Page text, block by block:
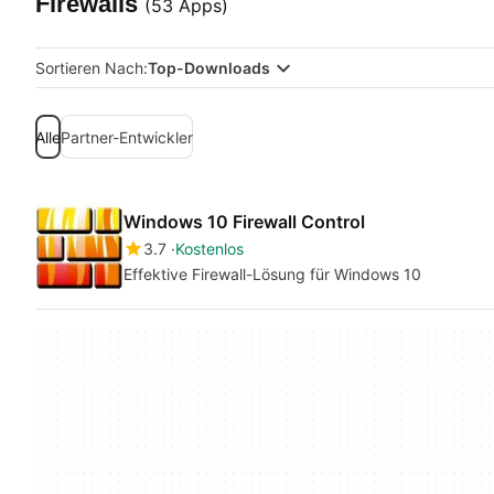
(53 Apps)
Sortieren Nach:Top-Downloads
AllePartner-Entwickler
Windows 10 Firewall Control
3.7 Kostenlos
Effektive Firewall-Lösung für Windows 10